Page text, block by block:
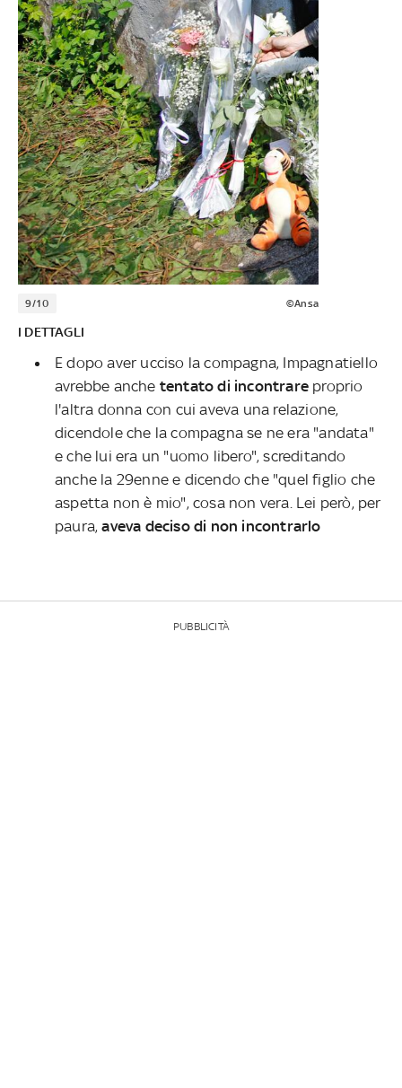
9/10 ©Ansa
I DETTAGLI
E dopo aver ucciso la compagna, Impagnatiello
avrebbe anche tentato di incontrare proprio
l'altra donna con cui aveva una relazione,
dicendole che la compagna se ne era "andata"
e che lui era un "uomo libero", screditando
anche la 29enne e dicendo che "quel figlio che
aspetta non è mio", cosa non vera. Lei però, per
paura,aveva deciso di non incontrarlo
PUBBLICITÀ